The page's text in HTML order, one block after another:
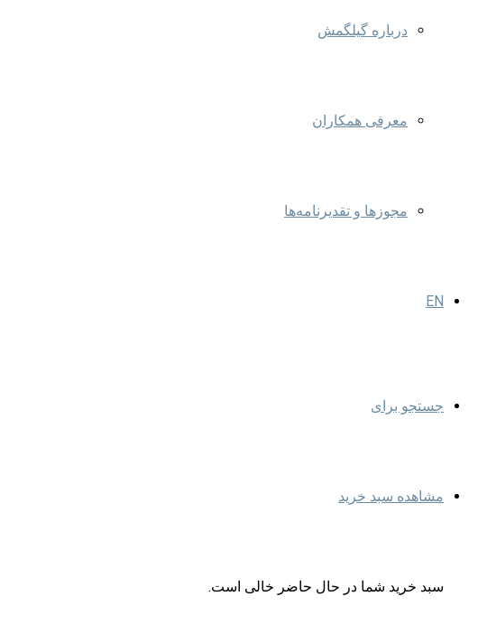
درباره گیلگمش
معرفی همکاران
مجوزها و تقدیرنامه‌ها
EN
جستجو برای
مشاهده سبد خرید
سبد خرید شما در حال حاضر خالی است.